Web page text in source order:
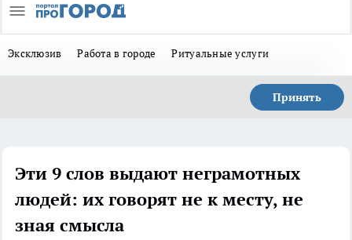
Эксклюзив Работа в городе Ритуальные услуги
Принять
Эти 9 слов выдают неграмотных
людей: их говорят не к месту, не
зная смысла